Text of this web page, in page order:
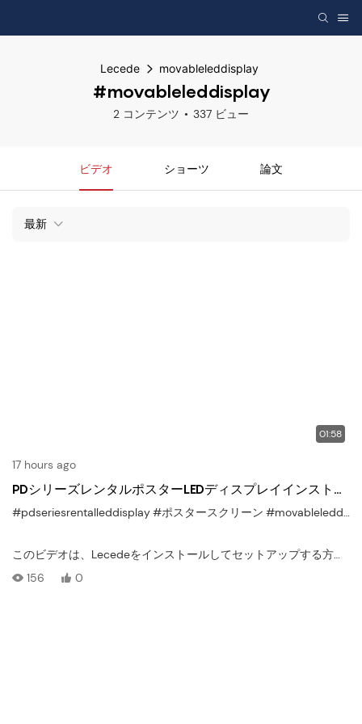
Lecede movableleddisplay
#movableleddisplay
2 コンテンツ 337 ビュー
ビデオ ショーツ 論文
最新
01:58
17 hours ago
PDシリーズレンタルポスターLEDディスプレイインストー
ルガイドモバイル&プラグアンドプレイのセットアップ
#pdseriesrentalleddisplay#ポスタースクリーン #movableleddisplay
このビデオは、Lecedeをインストールしてセットアップする方法
を示しています’s
156 0